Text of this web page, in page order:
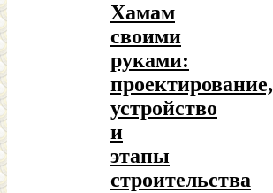
Хамам
своими
руками:
проектирование,
устройство
и
этапы
строительства